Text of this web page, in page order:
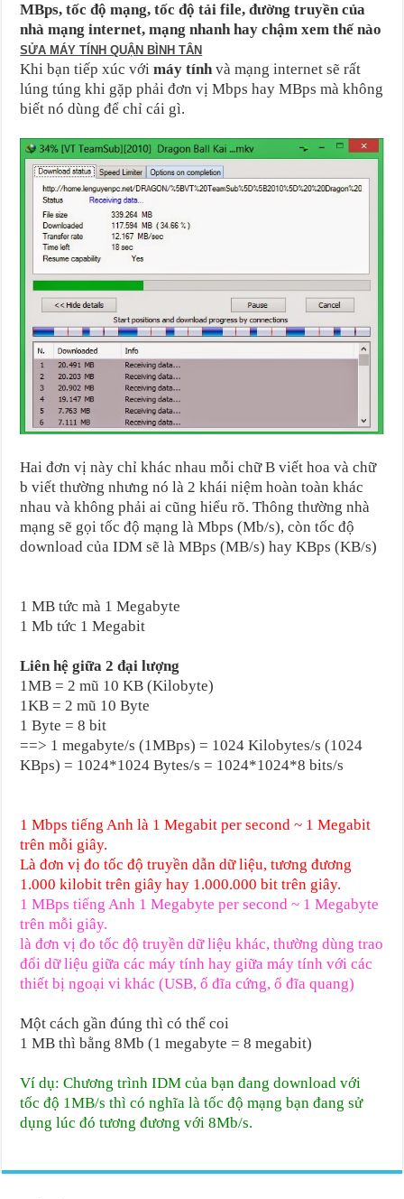
MBps, tốc độ mạng, tốc độ tải file, đường truyền của
nhà mạng internet, mạng nhanh hay chậm xem thế nào
SỬA MÁY TÍNH QUẬN BÌNH TÂN
Khi bạn tiếp xúc vớimáy tínhvà mạng internet sẽ rất
lúng túng khi gặp phải đơn vị Mbps hay MBps mà không
biết nó dùng để chỉ cái gì.
Hai đơn vị này chỉ khác nhau mỗi chữ B viết hoa và chữ
b viết thường nhưng nó là 2 khái niệm hoàn toàn khác
nhau và không phải ai cũng hiểu rõ. Thông thường nhà
mạng sẽ gọi tốc độ mạng là Mbps (Mb/s), còn tốc độ
download của IDM sẽ là MBps (MB/s) hay KBps (KB/s)
1 MB tức mà 1 Megabyte
1 Mb tức 1 Megabit
Liên hệ giữa 2 đại lượng
1MB = 2 mũ 10 KB (Kilobyte)
1KB = 2 mũ 10 Byte
1 Byte = 8 bit
==> 1 megabyte/s (1MBps) = 1024 Kilobytes/s (1024
KBps) = 1024*1024 Bytes/s = 1024*1024*8 bits/s
1 Mbps tiếng Anh là 1 Megabit per second ~ 1 Megabit
trên mỗi giây.
Là đơn vị đo tốc độ truyền dẫn dữ liệu, tương đương
1.000 kilobit trên giây hay 1.000.000 bit trên giây.
1 MBps tiếng Anh 1 Megabyte per second ~ 1 Megabyte
trên mỗi giây.
là đơn vị đo tốc độ truyền dữ liệu khác, thường dùng trao
đổi dữ liệu giữa các máy tính hay giữa máy tính với các
thiết bị ngoại vi khác (USB, ổ đĩa cứng, ổ đĩa quang)
Một cách gần đúng thì có thể coi
1 MB thì bằng 8Mb (1 megabyte = 8 megabit)
Ví dụ: Chương trình IDM của bạn đang download với
tốc độ 1MB/s thì có nghĩa là tốc độ mạng bạn đang sử
dụng lúc đó tương đương với 8Mb/s.